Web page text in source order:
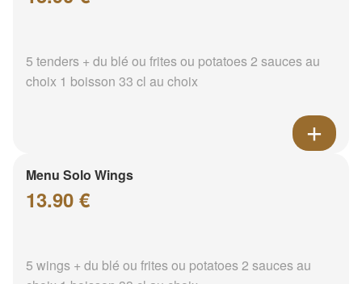
5 tenders + du blé ou frites ou potatoes 2 sauces au
choix 1 boisson 33 cl au choix
Menu Solo Wings
13.90 €
5 wings + du blé ou frites ou potatoes 2 sauces au